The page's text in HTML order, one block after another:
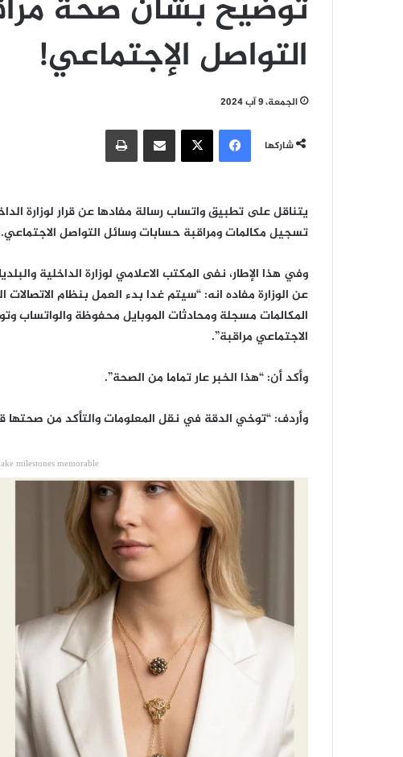
توضيح بشأن صحة
التواصل الإجتماعي!
الجمعة، 9 آب 2024
شاركها
فيسبوك‫X مشاركة عبر البريد طباعة
يتناقل على تطبيق واتساب رسالة مفادها عن قرار لوزارة
تسجيل مكالمات ومراقبة حسابات وسائل التواصل
وفي هذا الإطار، نفى المكتب الاعلامي لوزارة الداخلية
عن الوزارة مفاده انه: “سيتم غدا بدء العمل بنظام
المكالمات مسجلة ومحادثات الموبايل محفوظة والواتساب
الاجتماعي مراقبة”.
وأكد أن: “هذا الخبر عار تماما من الصحة”.
وأردف: “توخي الدقة في نقل المعلومات والتأكد من صحتها
milestones memorable